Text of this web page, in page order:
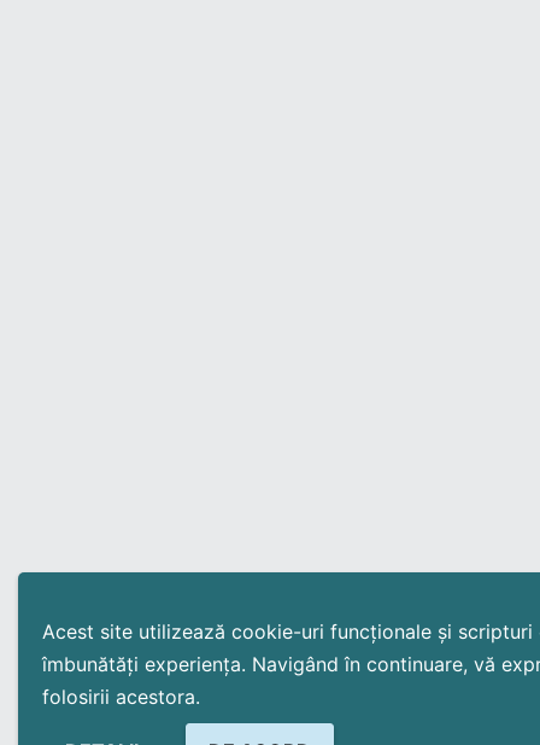
Acest site utilizează cookie-uri funcționale și scripturi
îmbunătăți experiența. Navigând în continuare, vă
folosirii acestora.